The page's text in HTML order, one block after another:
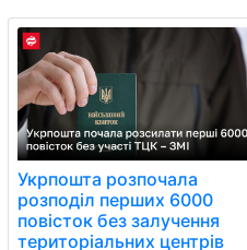
Укрпошта розпочала
розподіл перших 6000
повісток без залучення
територіальних центрів